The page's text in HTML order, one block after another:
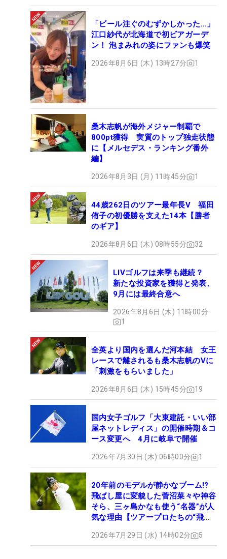
「ビール注ぐのむずかしかった…」
江口紗代が北海道で初ビアガーデ
ン！ 泡まみれの姿にファンも爆笑
2026年8月6日 (木) 13時27分 1
桑木志帆が海外メジャー制覇で
800pt獲得 実質のトップ独走状態
に【メルセデス・ランキング番外
編】
2026年8月3日 (月) 11時45分 1
44歳262日のツアー最年長V 福田
侑子の初優勝を支えた14本【勝者
のギア】
2026年8月6日 (木) 08時55分 32
LIVゴルフは来季も継続？
新たな投資家を獲得と発表、
9月には最終合意へ
2026年8月6日 (木) 11時00分
1
全英より国内を選んだ河本結 女王
レースで離されるも桑木志帆のVに
「刺激をもらいました」
2026年8月6日 (木) 15時45分 19
国内女子ゴルフ「大東建託・いい部
屋ネットレディス」の開催時期＆コ
ース変更へ 4月に岐阜で開催
2026年7月30日 (木) 06時00分 1
20年前のモデルが静かなブーム!?
飛ばし屋に変貌した菅沼菜々や神谷
そら、三ヶ島かなも使う“名器”が人
気な理由【ツアープロたちの“飛ば
2026年7月29日 (水) 14時02分 5